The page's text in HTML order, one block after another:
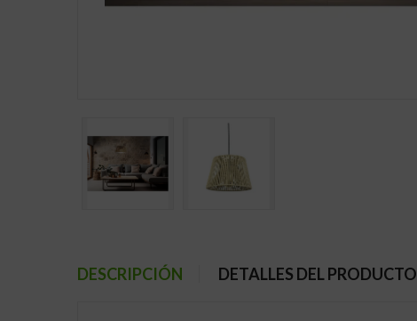
DESCRIPCIÓN DETALLES DEL PRODUCTO